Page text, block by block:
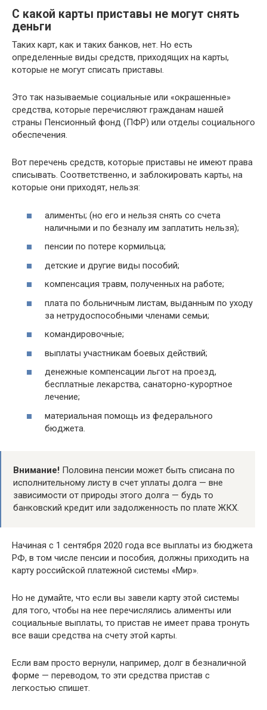
С какой карты приставы не могут снять
деньги
Таких карт, как и таких банков, нет. Но есть
определенные виды средств, приходящих на карты,
которые не могут списать приставы.
Это так называемые социальные или «окрашенные»
средства, которые перечисляют гражданам нашей
страны Пенсионный фонд (ПФР) или отделы социального
обеспечения.
Вот перечень средств, которые приставы не имеют права
списывать. Соответственно, и заблокировать карты, на
которые они приходят, нельзя:
алименты; (но его и нельзя снять со счета
наличными и по безналу им заплатить нельзя);
пенсии по потере кормильца;
детские и другие виды пособий;
компенсация травм, полученных на работе;
плата по больничным листам, выданным по уходу
за нетрудоспособными членами семьи;
командировочные;
выплаты участникам боевых действий;
денежные компенсации льгот на проезд,
бесплатные лекарства, санаторно-курортное
лечение;
материальная помощь из федерального
бюджета.
Внимание! Половина пенсии может быть списана по
исполнительному листу в счет уплаты долга — вне
зависимости от природы этого долга — будь то
банковский кредит или задолженность по плате ЖКХ.
Начиная с 1 сентября 2020 года все выплаты из бюджета
РФ, в том числе пенсии и пособия, должны приходить на
карту российской платежной системы «Мир».
Но не думайте, что если вы завели карту этой системы
для того, чтобы на нее перечислялись алименты или
социальные выплаты, то пристав не имеет права тронуть
все ваши средства на счету этой карты.
Если вам просто вернули, например, долг в безналичной
форме — переводом, то эти средства пристав с
легкостью спишет.